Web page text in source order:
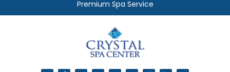
Premium Spa Service